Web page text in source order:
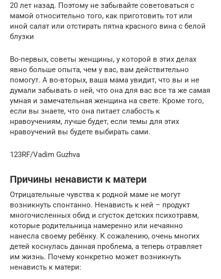
20 лет назад. Поэтому не забывайте советоваться с
мамой относительно того, как приготовить тот или
иной салат или отстирать пятна красного вина с белой
блузки
Во-первых, советы женщины, у которой в этих делах
явно больше опыта, чем у вас, вам действительно
помогут. А во-вторых, ваша мама увидит, что вы и не
думали забывать о ней, что она для вас все та же самая
умная и замечательная женщина на свете. Кроме того,
если вы знаете, что она питает слабость к
нравоучениям, лучше будет, если темы для этих
нравоучений вы будете выбирать сами.
123RF/Vadim Guzhva
Причины ненависти к матери
Отрицательные чувства к родной маме не могут
возникнуть спонтанно. Ненависть к ней – продукт
многочисленных обид и сгусток детских психотравм,
которые родительница намеренно или нечаянно
нанесла своему ребёнку. К сожалению, очень многих
детей коснулась данная проблема, а теперь отравляет
им жизнь. Почему конкретно может возникнуть
ненависть к матери: